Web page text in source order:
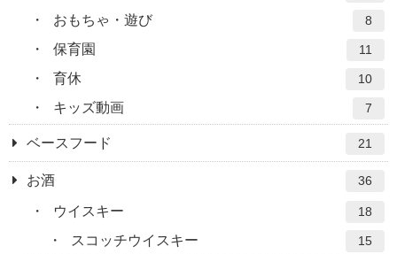
おもちゃ・遊び 8
保育園 11
育休 10
キッズ動画 7
ベースフード 21
お酒 36
ウイスキー 18
スコッチウイスキー 15